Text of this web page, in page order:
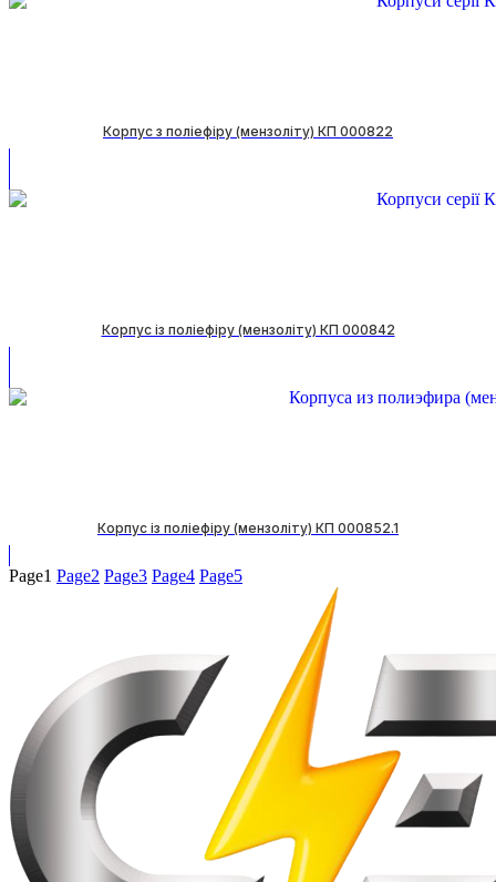
Корпус з поліефіру (мензоліту) КП 000822
Корпус із поліефіру (мензоліту) КП 000842
Корпус із поліефіру (мензоліту) КП 000852.1
Page1 Page2 Page3 Page4 Page5